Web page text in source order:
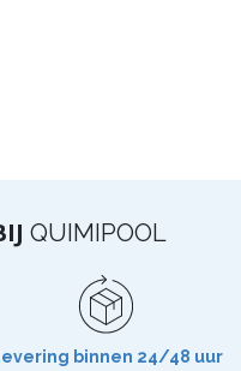
QUIMIPOOL
binnen 24/48 uur